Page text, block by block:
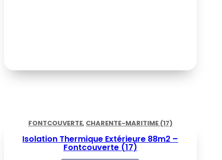
FONTCOUVERTE, CHARENTE-MARITIME (17)
Isolation Thermique Extérieure 88m2 –
Fontcouverte (17)